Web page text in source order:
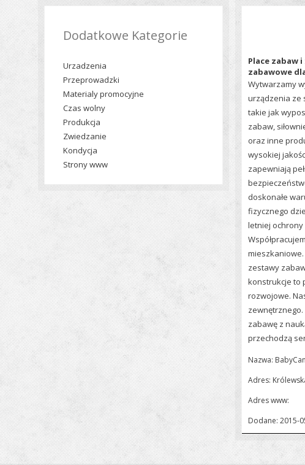
Dodatkowe Kategorie
Urzadzenia
Przeprowadzki
Materialy promocyjne
Czas wolny
Produkcja
Zwiedzanie
Kondycja
Strony www
Place zabaw
zabawowe
Wytwarzamy
urządzenia ze
takie jak
zabaw,
oraz inne
wysokiej
zapewniają
doskonałe
fizycznego
letniej
zestawy
konstrukcje to
rozwojowe.
zabawę z
przechodzą
Nazwa:
Adres:
Adres www:
Dodane: 2015-